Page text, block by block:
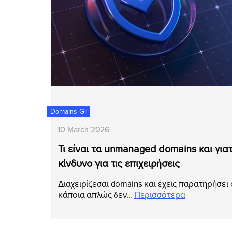
Domains Gr
10 March 2026
Τι είναι τα unmanaged domains και
κίνδυνο για τις επιχειρήσεις
Διαχειρίζεσαι domains και έχεις παρατηρήσει
κάποια απλώς δεν… Περισσότερα